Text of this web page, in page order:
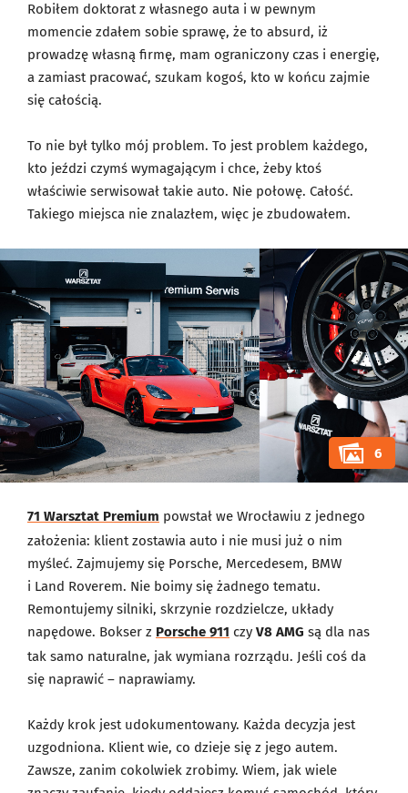
Robiłem doktorat z własnego auta i w pewnym
momencie zdałem sobie sprawę, że to absurd, iż
prowadzę własną firmę, mam ograniczony czas i energię,
a zamiast pracować, szukam kogoś, kto w końcu zajmie
się całością.
To nie był tylko mój problem. To jest problem każdego,
kto jeździ czymś wymagającym i chce, żeby ktoś
właściwie serwisował takie auto. Nie połowę. Całość.
Takiego miejsca nie znalazłem, więc je zbudowałem.
6
71 Warsztat Premium powstał we Wrocławiu z jednego
założenia: klient zostawia auto i nie musi już o nim
myśleć. Zajmujemy się Porsche, Mercedesem, BMW
i Land Roverem. Nie boimy się żadnego tematu.
Remontujemy silniki, skrzynie rozdzielcze, układy
napędowe. Bokser z Porsche 911 czy V8 AMG są dla nas
tak samo naturalne, jak wymiana rozrządu. Jeśli coś da
się naprawić – naprawiamy.
Każdy krok jest udokumentowany. Każda decyzja jest
uzgodniona. Klient wie, co dzieje się z jego autem.
Zawsze, zanim cokolwiek zrobimy. Wiem, jak wiele